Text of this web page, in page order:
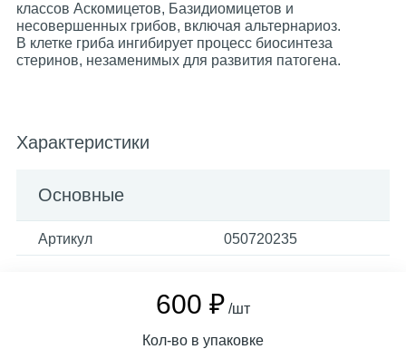
классов Аскомицетов, Базидиомицетов и
несовершенных грибов, включая альтернариоз.
В клетке гриба ингибирует процесс биосинтеза
стеринов, незаменимых для развития патогена.
Характеристики
Основные
Артикул 050720235
600 ₽ /шт
Кол-во в упаковке